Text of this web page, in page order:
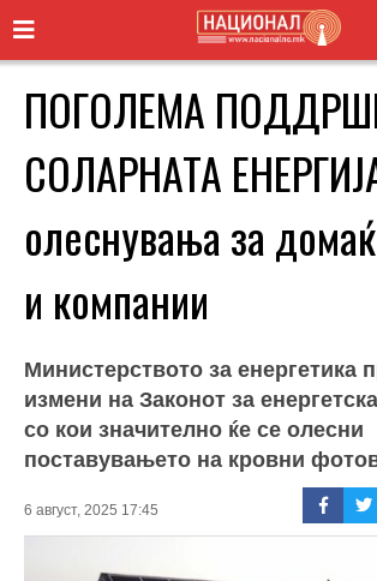
ПОГОЛЕМА
СОЛАРНАТА
олеснувања за
и компании
Министерството за енергетика
измени на Законот за
со кои значително ќе се олесни
поставувањето на кровни
6 август, 2025 17:45